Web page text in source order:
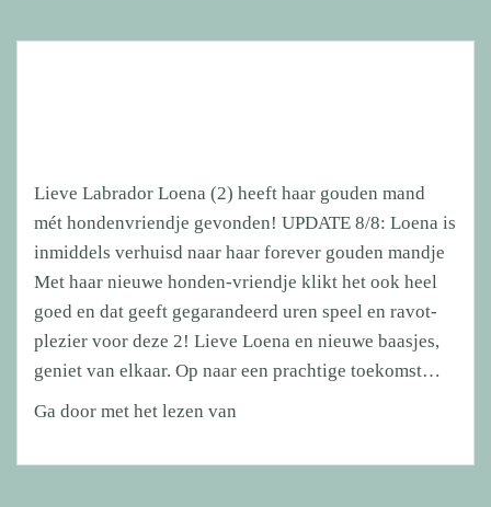
Lieve Labrador Loena (2) heeft haar gouden mand
mét hondenvriendje gevonden! UPDATE 8/8: Loena is
inmiddels verhuisd naar haar forever gouden mandje
Met haar nieuwe honden-vriendje klikt het ook heel
goed en dat geeft gegarandeerd uren speel en ravot-
plezier voor deze 2! Lieve Loena en nieuwe baasjes,
geniet van elkaar. Op naar een prachtige toekomst…
Ga door met het lezen van
Loena